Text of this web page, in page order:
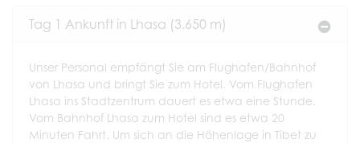
Tag 1 Ankunft in Lhasa (3.650 m)
Unser Personal empfängt Sie am Flughafen/Bahnhof
von Lhasa und bringt Sie zum Hotel. Vom Flughafen
Lhasa ins Stadtzentrum dauert es etwa eine Stunde.
Vom Bahnhof Lhasa zum Hotel sind es etwa 20
Minuten Fahrt. Um sich an die Höhenlage in Tibet zu